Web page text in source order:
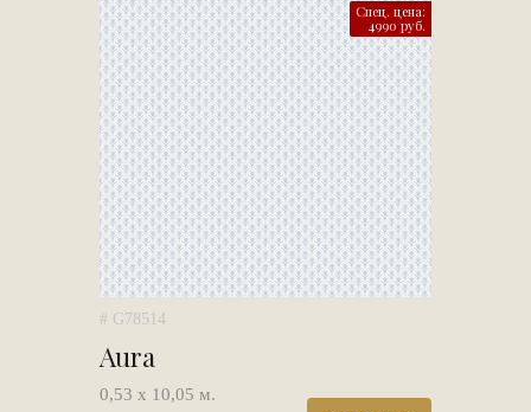
Спец. цена:
4990 руб.
# G78514
Aura
0,53 х 10,05 м.